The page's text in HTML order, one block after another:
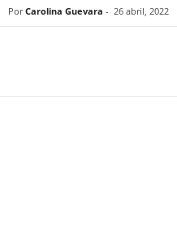
Por Carolina Guevara - 26 abril, 2022